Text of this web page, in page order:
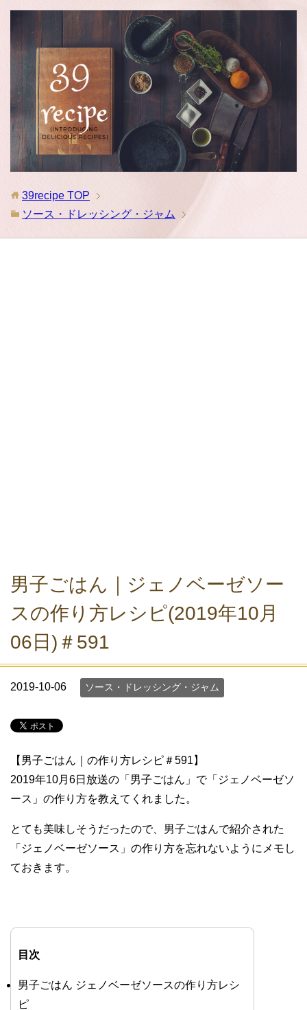
39recipe TOP
ソース・ドレッシング・ジャム
男子ごはん｜ジェノベーゼソー
スの作り方レシピ(2019年10月
06日)＃591
2019-10-06 ソース・ドレッシング・ジャム
【男子ごはん｜の作り方レシピ＃591】
2019年10月6日放送の「男子ごはん」で「ジェノベーゼソ
ース」の作り方を教えてくれました。
とても美味しそうだったので、男子ごはんで紹介された
「ジェノベーゼソース」の作り方を忘れないようにメモし
ておきます。
目次
男子ごはん ジェノベーゼソースの作り方レシ
ピ